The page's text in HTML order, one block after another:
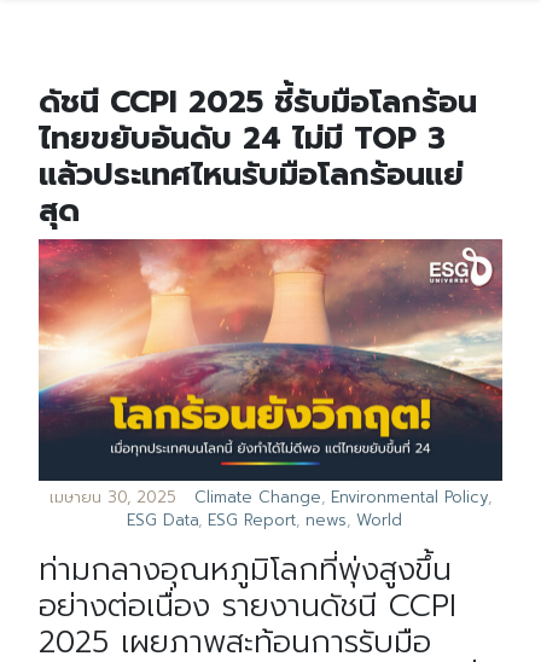
ดัชนี CCPI 2025 ชี้รับมือโลกร้อน
ไทยขยับอันดับ 24 ไม่มี TOP 3
แล้วประเทศไหนรับมือโลกร้อนแย่
สุด
เมษายน 30, 2025 Climate Change, Environmental Policy,
ESG Data, ESG Report, news, World
ท่ามกลางอุณหภูมิโลกที่พุ่งสูงขึ้น
อย่างต่อเนื่อง รายงานดัชนี CCPI
2025 เผยภาพสะท้อนการรับมือ